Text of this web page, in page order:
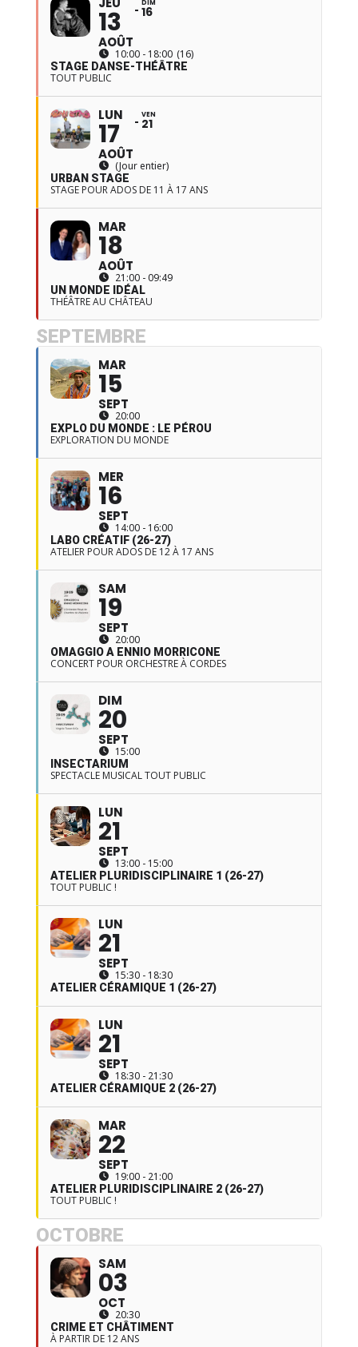
13
AOÛT
DIM
16
10:00 - 18:00 (16)
STAGE DANSE-THÉÂTRE
TOUT PUBLIC
LUN
17
AOÛT
VEN
21
(Jour entier)
URBAN STAGE
STAGE POUR ADOS DE 11 À 17 ANS
MAR
18
AOÛT
21:00 - 09:49
UN MONDE IDÉAL
THÉÂTRE AU CHÂTEAU
SEPTEMBRE
MAR
15
SEPT
20:00
EXPLO DU MONDE : LE PÉROU
EXPLORATION DU MONDE
MER
16
SEPT
14:00 - 16:00
LABO CRÉATIF (26-27)
ATELIER POUR ADOS DE 12 À 17 ANS
SAM
19
SEPT
20:00
OMAGGIO A ENNIO MORRICONE
CONCERT POUR ORCHESTRE À CORDES
DIM
20
SEPT
15:00
INSECTARIUM
SPECTACLE MUSICAL TOUT PUBLIC
LUN
21
SEPT
13:00 - 15:00
ATELIER PLURIDISCIPLINAIRE 1 (26-27)
TOUT PUBLIC !
LUN
21
SEPT
15:30 - 18:30
ATELIER CÉRAMIQUE 1 (26-27)
LUN
21
SEPT
18:30 - 21:30
ATELIER CÉRAMIQUE 2 (26-27)
MAR
22
SEPT
19:00 - 21:00
ATELIER PLURIDISCIPLINAIRE 2 (26-27)
TOUT PUBLIC !
OCTOBRE
SAM
03
OCT
20:30
CRIME ET CHÂTIMENT
À PARTIR DE 12 ANS